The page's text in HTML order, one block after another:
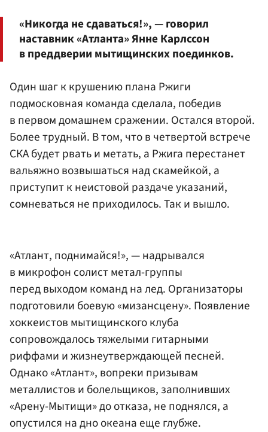
«Никогда не сдаваться!», — говорил
наставник «Атланта» Янне Карлссон
в преддверии мытищинских поединков.
Один шаг к крушению плана Ржиги
подмосковная команда сделала, победив
в первом домашнем сражении. Остался второй.
Более трудный. В том, что в четвертой встрече
СКА будет рвать и метать, а Ржига перестанет
вальяжно возвышаться над скамейкой, а
приступит к неистовой раздаче указаний,
сомневаться не приходилось. Так и вышло.
«Атлант, поднимайся!», — надрывался
в микрофон солист метал-группы
перед выходом команд на лед. Организаторы
подготовили боевую «мизансцену». Появление
хоккеистов мытищинского клуба
сопровождалось тяжелыми гитарными
риффами и жизнеутверждающей песней.
Однако «Атлант», вопреки призывам
металлистов и болельщиков, заполнивших
«Арену-Мытищи» до отказа, не поднялся, а
опустился на дно океана еще глубже.